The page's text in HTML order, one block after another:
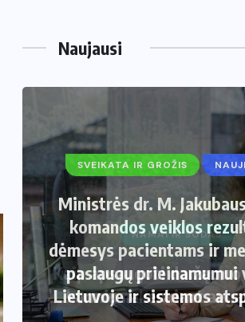
Naujausi
SVEIKATA IR GROŽIS
Ministrės dr. M.
komandos veiklos
dėmesys pacientams ir
paslaugų prieinamumui
Lietuvoje ir sistemos